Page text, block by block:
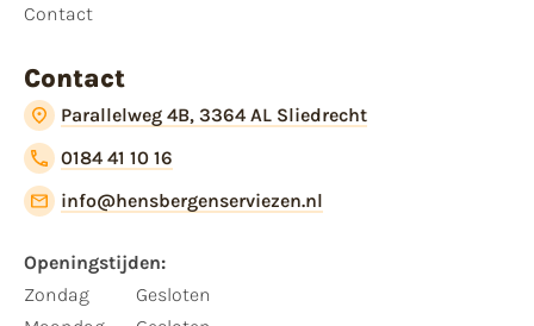
Contact
Contact
Parallelweg 4B, 3364 AL Sliedrecht
0184 41 10 16
info@hensbergenserviezen.nl
Openingstijden:
Zondag
Gesloten